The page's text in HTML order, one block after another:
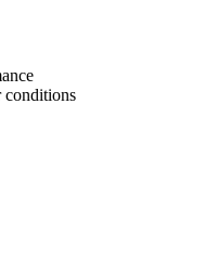
conditions